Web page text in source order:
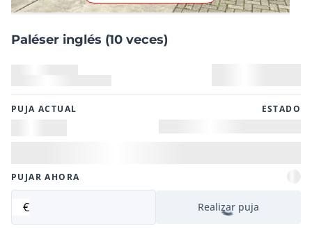
Paléser inglés (10 veces)
PUJA ACTUAL ESTADO
PUJAR AHORA
€ Realizar puja